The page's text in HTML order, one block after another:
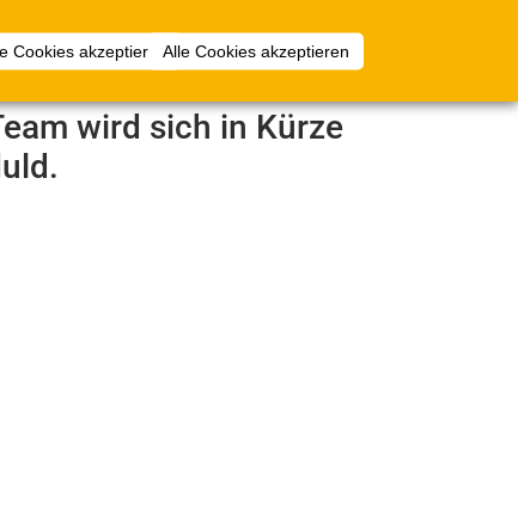
Cookies akzeptierenAlle Cookies akzeptieren
Anmelden
wird sich in Kürze